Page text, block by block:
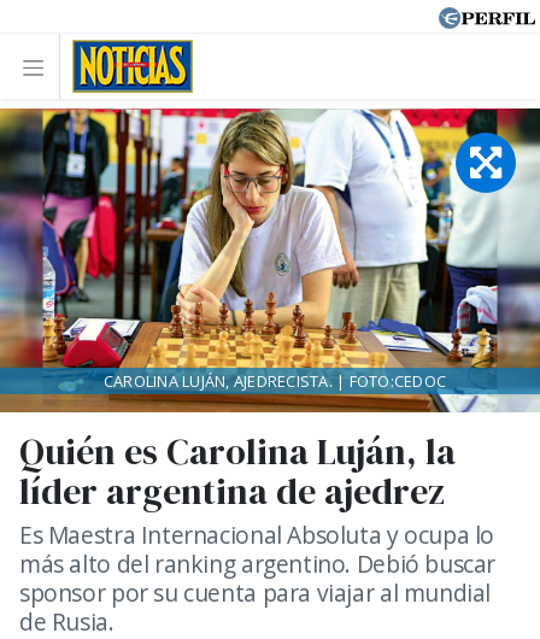
Quién es Carolina Luján, la
líder argentina de ajedrez
Es Maestra Internacional Absoluta y ocupa lo
más alto del ranking argentino. Debió buscar
sponsor por su cuenta para viajar al mundial
de Rusia.
CAROLINA LUJÁN, AJEDRECISTA. | FOTO:CEDOC